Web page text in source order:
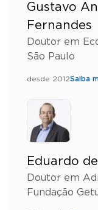
Gustavo
Fernandes
Doutor em
São Paulo
desde 2012Saiba
Eduardo
Doutor em
Fundação